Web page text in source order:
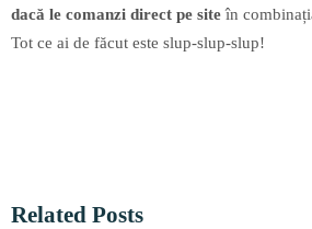
dacă le comanzi direct pe siteîn
Tot ce ai de făcut este slup-slup-slup!
Related Posts